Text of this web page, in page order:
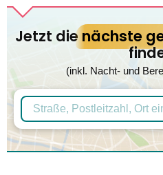
Jetzt dienächste
(inkl. Nacht- und